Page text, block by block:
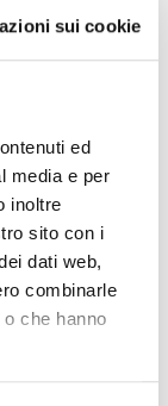
sui cookie
ed
media e per
inoltre
sito con i
dati web,
combinarle
che hanno